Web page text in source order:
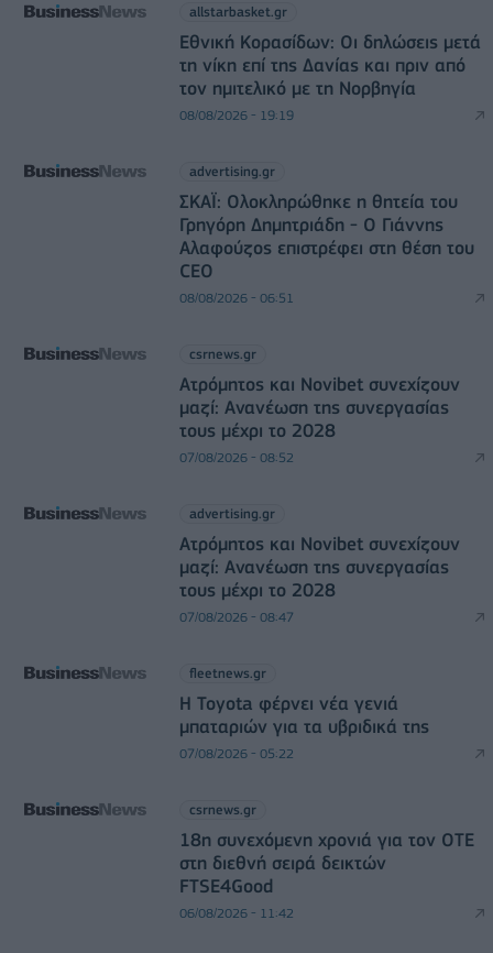
allstarbasket.gr
Εθνική Κορασίδων: Οι δηλώσεις μετά
τη νίκη επί της Δανίας και πριν από
τον ημιτελικό με τη Νορβηγία
08/08/2026 - 19:19
advertising.gr
ΣΚΑΪ: Ολοκληρώθηκε η θητεία του
Γρηγόρη Δημητριάδη - Ο Γιάννης
Αλαφούζος επιστρέφει στη θέση του
CEO
08/08/2026 - 06:51
csrnews.gr
Ατρόμητος και Novibet συνεχίζουν
μαζί: Ανανέωση της συνεργασίας
τους μέχρι το 2028
07/08/2026 - 08:52
advertising.gr
Ατρόμητος και Novibet συνεχίζουν
μαζί: Ανανέωση της συνεργασίας
τους μέχρι το 2028
07/08/2026 - 08:47
fleetnews.gr
Η Toyota φέρνει νέα γενιά
μπαταριών για τα υβριδικά της
07/08/2026 - 05:22
csrnews.gr
18η συνεχόμενη χρονιά για τον ΟΤΕ
στη διεθνή σειρά δεικτών
FTSE4Good
06/08/2026 - 11:42